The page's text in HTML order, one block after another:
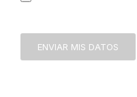
ENVIAR MIS DATOS